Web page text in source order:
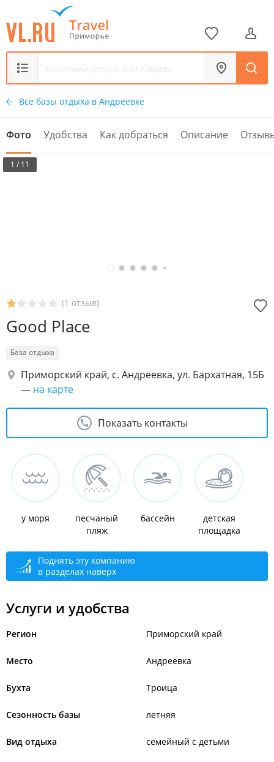
Все базы отдыха в Андреевке
Фото Удобства Как добраться Описание
1 / 11
(1 отзыв)
Good Place
База отдыха
Приморский край, с. Андреевка, ул. Бархатная, 15Б
— на карте
Показать контакты
у моря
песчаный
пляж
бассейн
детская
площадка
Поднять эту компанию
в разделах наверх
Услуги и удобства
Регион Приморский край
Место Андреевка
Бухта Троица
Сезонность базы летняя
Вид отдыха семейный с детьми